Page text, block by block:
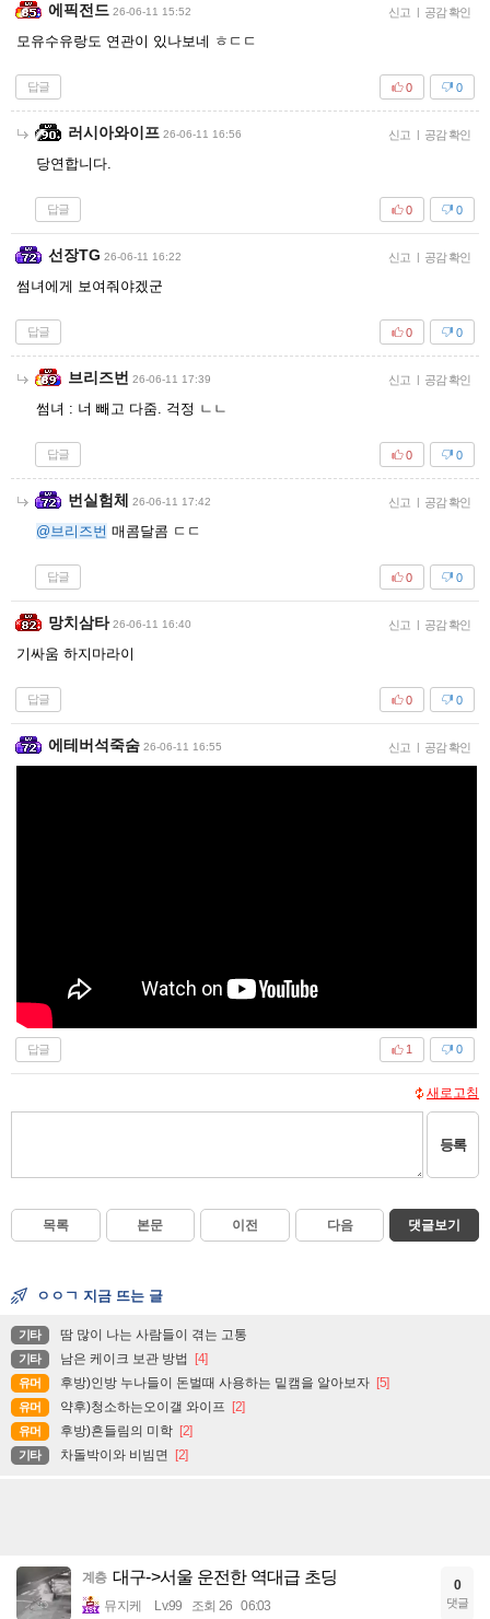
에픽전드 26-06-11 15:52 신고 | 공감 확인
모유수유랑도 연관이 있나보네 ㅎㄷㄷ
답글 0
0
러시아와이프 26-06-11 16:56 신고 | 공감 확인
당연합니다.
답글 0
0
선장TG 26-06-11 16:22 신고 | 공감 확인
썸녀에게 보여줘야겠군
답글 0
0
브리즈번 26-06-11 17:39 신고 | 공감 확인
썸녀 : 너 빼고 다줌. 걱정 ㄴㄴ
답글 0
0
번실험체 26-06-11 17:42 신고 | 공감 확인
@브리즈번 매콤달콤 ㄷㄷ
답글 0
0
망치삼타 26-06-11 16:40 신고 | 공감 확인
기싸움 하지마라이
답글 0
0
에테버석죽숨 26-06-11 16:55 신고 | 공감 확인
답글 0
1
새로고침
등록
목록 본문 이전 다음 댓글보기
ㅇㅇㄱ 지금 뜨는 글
기타 땀 많이 나는 사람들이 겪는 고통
기타 남은 케이크 보관 방법 [4]
유머 후방)인방 누나들이 돈벌때 사용하는 밑캠을 알아보자 [5]
유머 약후)청소하는오이갤 와이프 [2]
유머 후방)흔들림의 미학 [2]
기타 차돌박이와 비빔면 [2]
계층 대구->서울 운전한 역대급 초딩
뮤지케 Lv.99 조회 26 06:03
0
댓글